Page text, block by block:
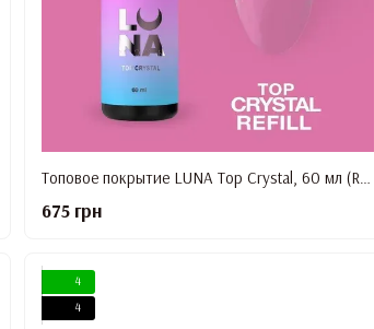
675 грн
4
4